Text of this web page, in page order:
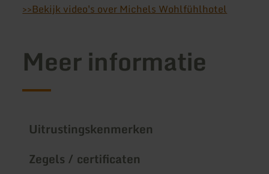
>>Bekijk video's over Michels Wohlfühlhotel
Meer informatie
Uitrustingskenmerken
Zegels / certificaten